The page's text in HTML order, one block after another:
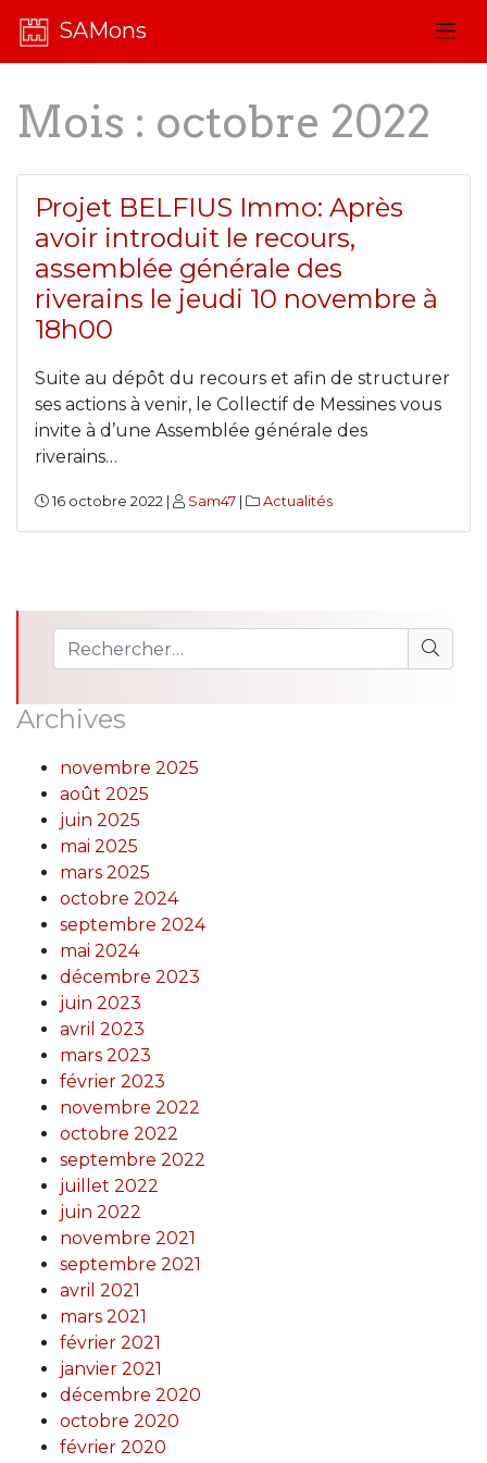
SAMons
Mois : octobre 2022
Projet BELFIUS Immo: Après
avoir introduit le recours,
assemblée générale des
riverains le jeudi 10 novembre à
18h00
Suite au dépôt du recours et afin de structurer
ses actions à venir, le Collectif de Messines vous
invite à d’une Assemblée générale des
riverains…
16 octobre 2022 | Sam47 Actualités
Archives
novembre 2025
août 2025
juin 2025
mai 2025
mars 2025
octobre 2024
septembre 2024
mai 2024
décembre 2023
juin 2023
avril 2023
mars 2023
février 2023
novembre 2022
octobre 2022
septembre 2022
juillet 2022
juin 2022
novembre 2021
septembre 2021
avril 2021
mars 2021
février 2021
janvier 2021
décembre 2020
octobre 2020
février 2020